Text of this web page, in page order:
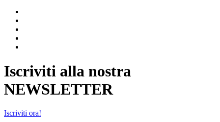
Iscriviti alla nostra
NEWSLETTER
Iscriviti ora!